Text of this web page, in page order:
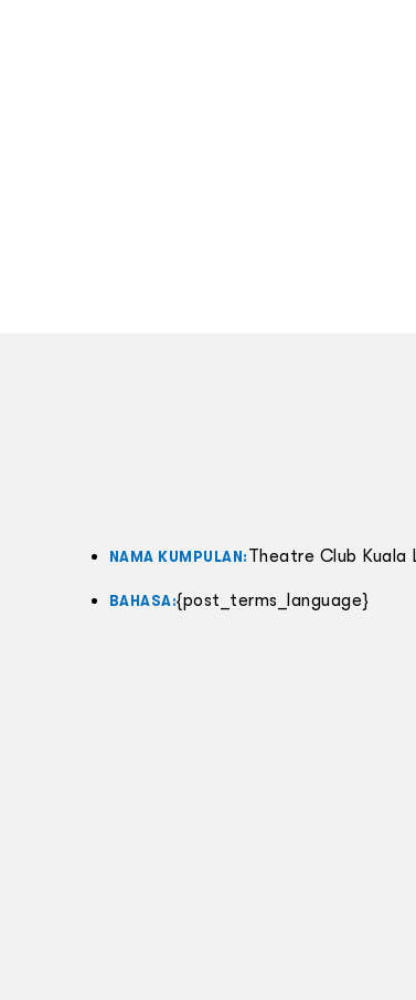
NAMA KUMPULAN: Theatre Club Kuala
BAHASA:{post_terms_language}